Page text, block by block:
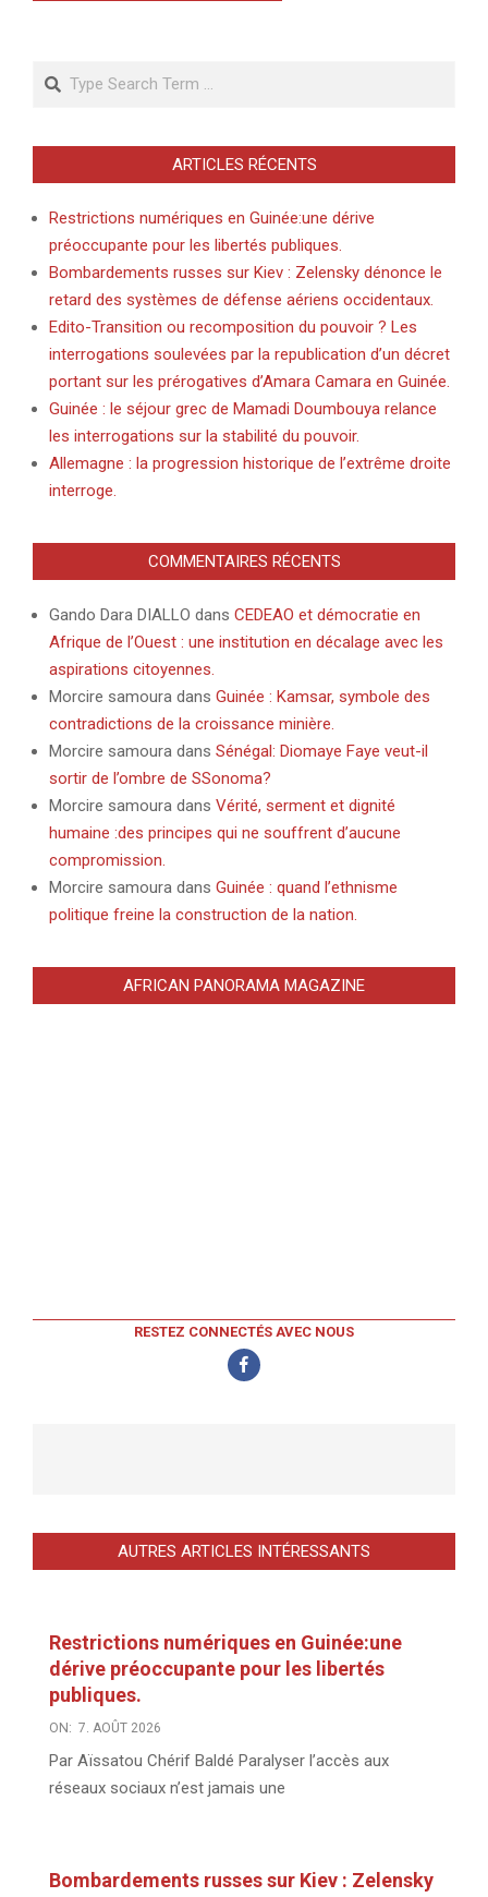
ARTICLES RÉCENTS
Restrictions numériques en Guinée:une dérive
préoccupante pour les libertés publiques.
Bombardements russes sur Kiev : Zelensky dénonce le
retard des systèmes de défense aériens occidentaux.
Edito-Transition ou recomposition du pouvoir ? Les
interrogations soulevées par la republication d’un décret
portant sur les prérogatives d’Amara Camara en Guinée.
Guinée : le séjour grec de Mamadi Doumbouya relance
les interrogations sur la stabilité du pouvoir.
Allemagne : la progression historique de l’extrême droite
interroge.
COMMENTAIRES RÉCENTS
Gando Dara DIALLO dans CEDEAO et démocratie en
Afrique de l’Ouest : une institution en décalage avec les
aspirations citoyennes.
Morcire samoura dans Guinée : Kamsar, symbole des
contradictions de la croissance minière.
Morcire samoura dans Sénégal: Diomaye Faye veut-il
sortir de l’ombre de SSonoma?
Morcire samoura dans Vérité, serment et dignité
humaine :des principes qui ne souffrent d’aucune
compromission.
Morcire samoura dans Guinée : quand l’ethnisme
politique freine la construction de la nation.
AFRICAN PANORAMA MAGAZINE
RESTEZ CONNECTÉS AVEC NOUS
AUTRES ARTICLES INTÉRESSANTS
Restrictions numériques en Guinée:une
dérive préoccupante pour les libertés
publiques.
ON: 7. AOÛT 2026
Par Aïssatou Chérif Baldé Paralyser l’accès aux
réseaux sociaux n’est jamais une
Bombardements russes sur Kiev : Zelensky